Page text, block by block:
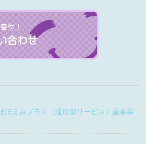
ほえみプラス（通所型サービス）重要事